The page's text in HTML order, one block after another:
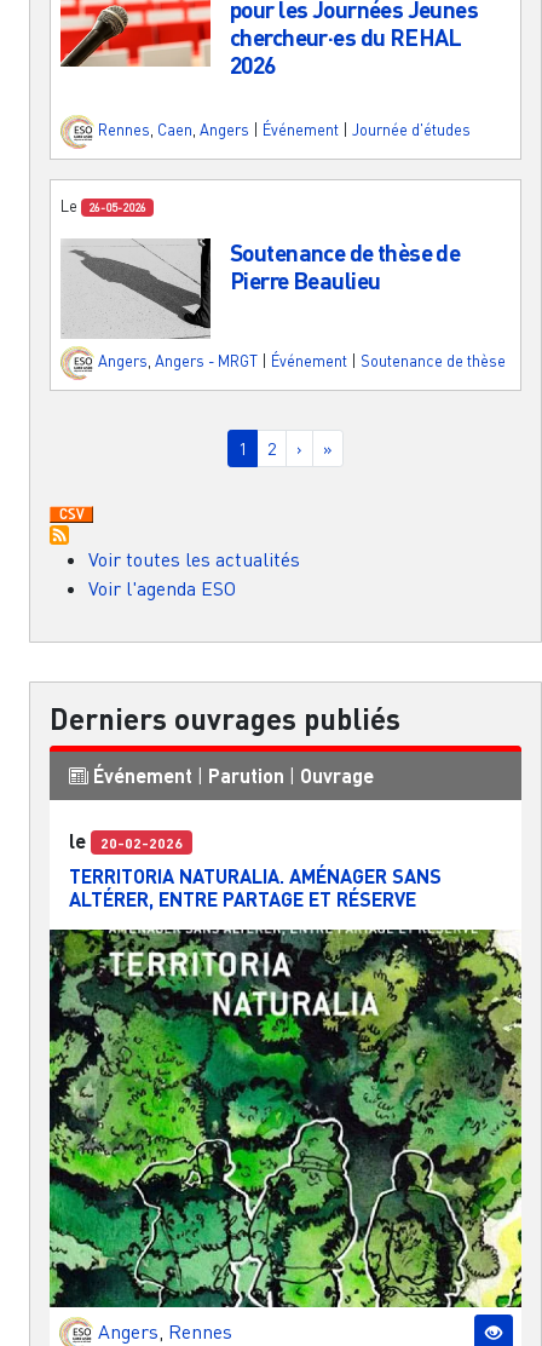
pour les Journées Jeunes
chercheur·es du REHAL
2026
Rennes, Caen, Angers Événement Journée d'études
Le 26-05-2026
Soutenance de thèse de
Pierre Beaulieu
Angers, Angers - MRGT Événement Soutenance de thèse
Page courante
1 Page
2 Page suivante
› Dernière page
»
Voir toutes les actualités
Voir l'agenda ESO
Derniers ouvrages publiés
Événement Parution Ouvrage
le 20-02-2026
TERRITORIA NATURALIA. AMÉNAGER SANS
ALTÉRER, ENTRE PARTAGE ET RÉSERVE
Angers, Rennes